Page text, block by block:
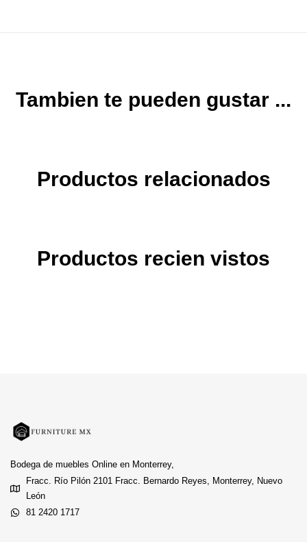
Tambien te pueden gustar ...
Productos relacionados
Productos recien vistos
Bodega de muebles Online en Monterrey,
Fracc. Río Pilón 2101 Fracc. Bernardo Reyes, Monterrey, Nuevo
León
81 2420 1717